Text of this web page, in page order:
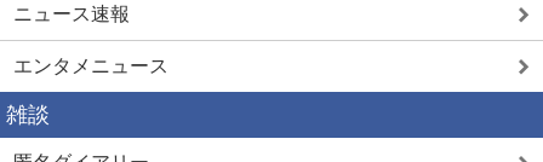
ニュース速報
エンタメニュース
雑談